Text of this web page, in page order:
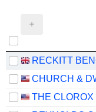
THE CLOROX